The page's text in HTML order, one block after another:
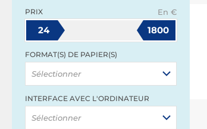
PRIX En €
24 1800
FORMAT(S) DE PAPIER(S)
Sélectionner
INTERFACE AVEC L'ORDINATEUR
Sélectionner